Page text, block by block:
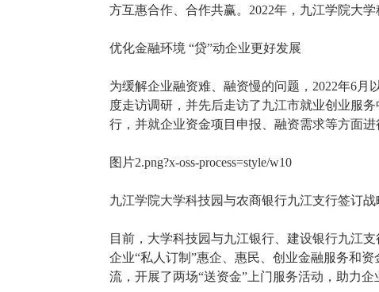
方互惠合作、合作共赢。2022年，九江学院大
优化金融环境 “贷”动企业更好发展
为缓解企业融资难、融资慢的问题，2022年6
度走访调研，并先后走访了九江市就业创业服
行，并就企业资金项目申报、融资需求等方面
图片2.png?x-oss-process=style/w10
九江学院大学科技园与农商银行九江支行签订战
目前，大学科技园与九江银行、建设银行九江
企业“私人订制”惠企、惠民、创业金融服务和
流，开展了两场“送资金”上门服务活动，助力企